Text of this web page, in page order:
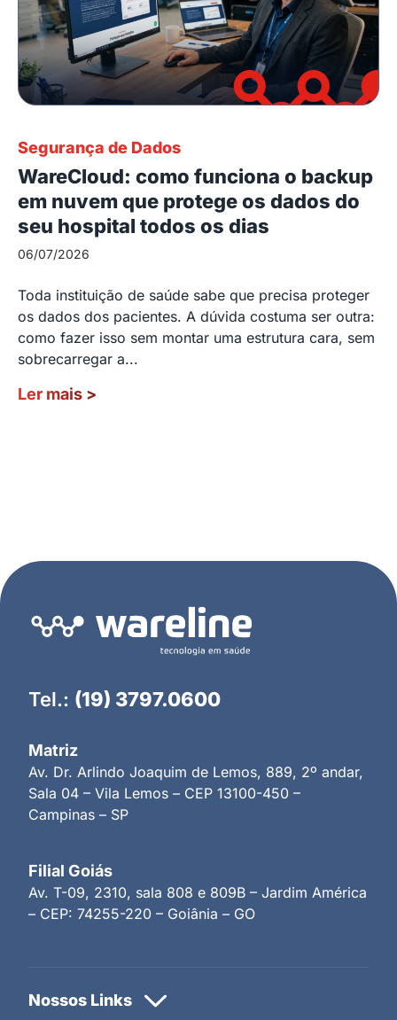
Segurança de Dados
WareCloud: como funciona o backup
em nuvem que protege os dados do
seu hospital todos os dias
06/07/2026
Toda instituição de saúde sabe que precisa proteger
os dados dos pacientes. A dúvida costuma ser outra:
como fazer isso sem montar uma estrutura cara, sem
sobrecarregar a...
Ler mais >
Tel.: (19) 3797.0600
Matriz
Av. Dr. Arlindo Joaquim de Lemos, 889, 2º andar,
Sala 04 – Vila Lemos – CEP 13100-450 –
Campinas – SP
Filial Goiás
Av. T-09, 2310, sala 808 e 809B – Jardim América
– CEP: 74255-220 – Goiânia – GO